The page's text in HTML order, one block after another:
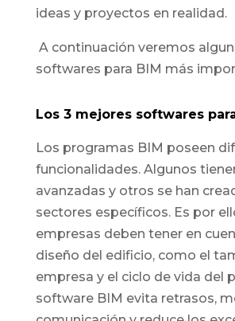
ideas y proyectos en realidad.
A continuación veremos
softwares para BIM más
Los 3 mejores softwares
Los programas BIM poseen
funcionalidades. Algunos
avanzadas y otros se han
sectores específicos. Es por
empresas deben tener en
diseño del edificio, como el
empresa y el ciclo de vida del
software BIM evita retrasos,